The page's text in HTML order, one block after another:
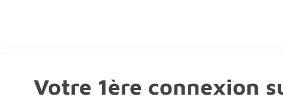
Votre 1ère connexion